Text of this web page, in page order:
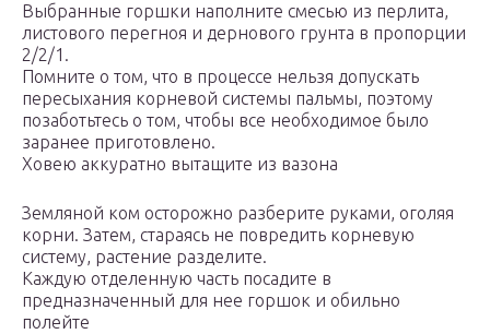
Выбранные горшки наполните смесью из перлита,
листового перегноя и дернового грунта в пропорции
2/2/1.
Помните о том, что в процессе нельзя допускать
пересыхания корневой системы пальмы, поэтому
позаботьтесь о том, чтобы все необходимое было
заранее приготовлено.
Ховею аккуратно вытащите из вазона
Земляной ком осторожно разберите руками, оголяя
корни. Затем, стараясь не повредить корневую
систему, растение разделите.
Каждую отделенную часть посадите в
предназначенный для нее горшок и обильно
полейте